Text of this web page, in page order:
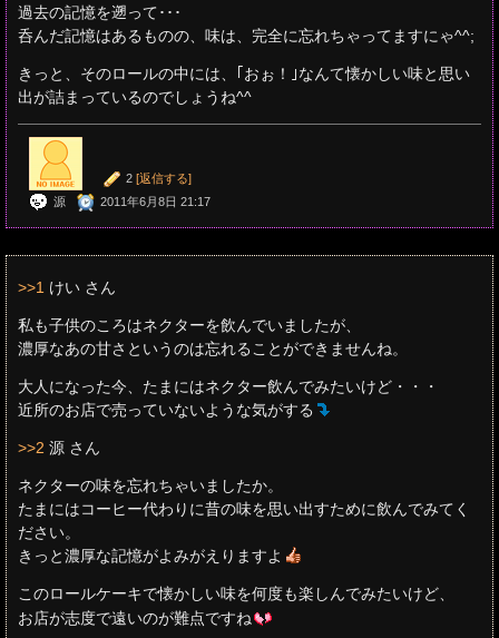
過去の記憶を遡って･･･
呑んだ記憶はあるものの、味は、完全に忘れちゃってますにゃ^^;
きっと、そのロールの中には、｢おぉ！｣なんて懐かしい味と思い
出が詰まっているのでしょうね^^
2 [返信する]
源
2011年6月8日 21:17
>>1 けい さん
私も子供のころはネクターを飲んでいましたが、
濃厚なあの甘さというのは忘れることができませんね。
大人になった今、たまにはネクター飲んでみたいけど・・・
近所のお店で売っていないような気がする
>>2 源 さん
ネクターの味を忘れちゃいましたか。
たまにはコーヒー代わりに昔の味を思い出すために飲んでみてく
ださい。
きっと濃厚な記憶がよみがえりますよ
このロールケーキで懐かしい味を何度も楽しんでみたいけど、
お店が志度で遠いのが難点ですね